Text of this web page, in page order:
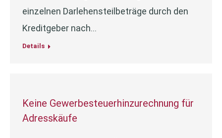
einzelnen Darlehensteilbeträge durch den
Kreditgeber nach…
Details
Keine Gewerbesteuerhinzurechnung für
Adresskäufe